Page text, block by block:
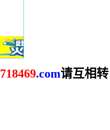
718469.com请互相转